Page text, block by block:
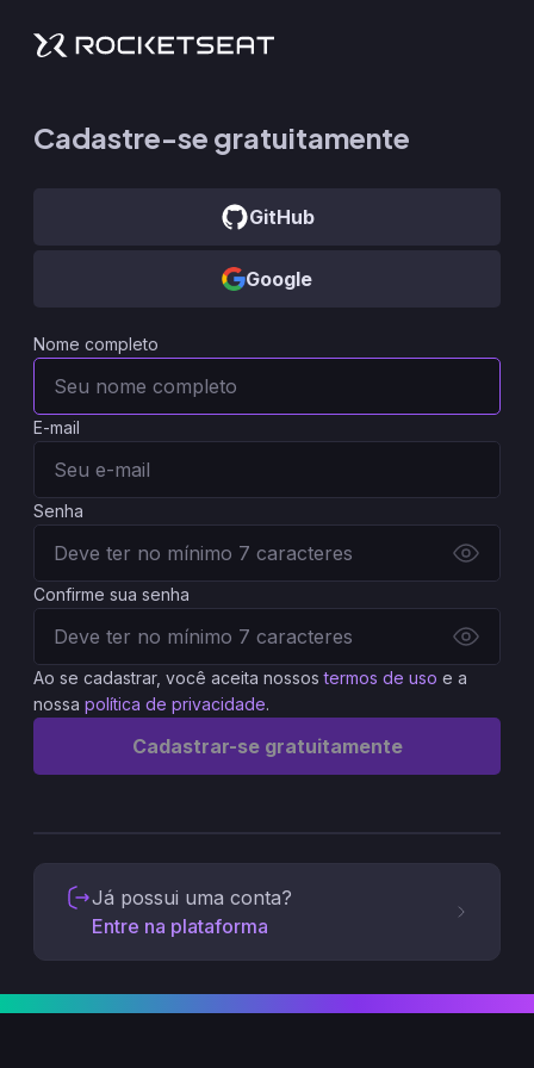
Cadastre-se gratuitamente
GitHub
Google
Nome completo
E-mail
Senha
Confirme sua senha
Ao se cadastrar, você aceita nossos termos de uso e a
nossa política de privacidade.
Cadastrar-se gratuitamente
Já possui uma conta?
Entre na plataforma